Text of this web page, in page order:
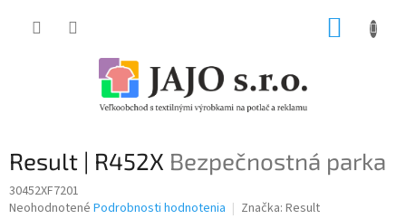
Result | R452X Bezpečnostná parka
30452XF7201
Priemerné
Neohodnotené Podrobnosti hodnotenia Značka: Result